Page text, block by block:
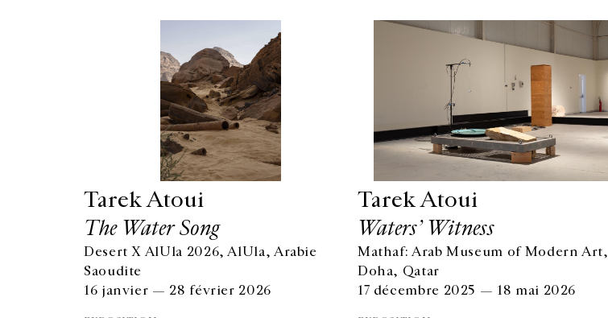
Tarek Atoui
The Water Song
Desert X AlUla 2026, AlUla, Arabie
Saoudite
16 janvier — 28 février 2026
Tarek Atoui
Waters’ Witness
Mathaf: Arab Museum of Modern Art,
Doha, Qatar
17 décembre 2025 — 18 mai 2026
GALERIE CHANTAL CROUSEL
+33 1 42 77 38 87
HORAIRES D'OUVERTURE
DU MARDI AU VENDREDI
10H-18H